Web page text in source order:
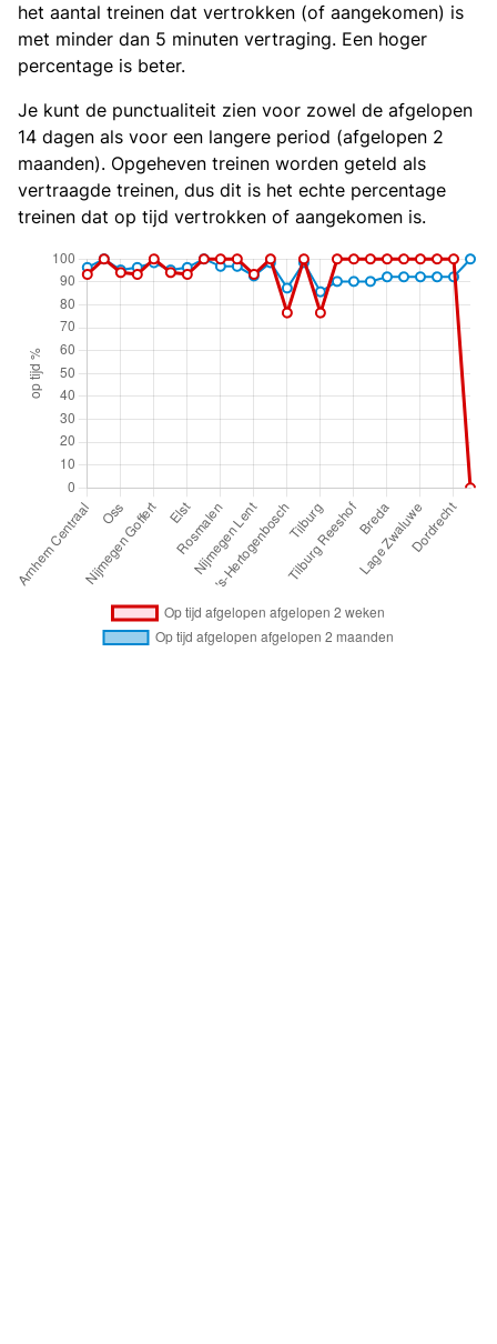
het aantal treinen dat vertrokken (of aangekomen) is
met minder dan 5 minuten vertraging. Een hoger
percentage is beter.
Je kunt de punctualiteit zien voor zowel de afgelopen
14 dagen als voor een langere period (afgelopen 2
maanden). Opgeheven treinen worden geteld als
vertraagde treinen, dus dit is het echte percentage
treinen dat op tijd vertrokken of aangekomen is.